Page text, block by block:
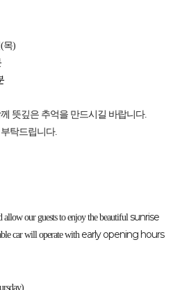
목)
뜻깊은 추억을 만드시길 바랍니다.
탁드립니다.
allow our guests to enjoy the beautifulsunrise
car will operate with early opening hours